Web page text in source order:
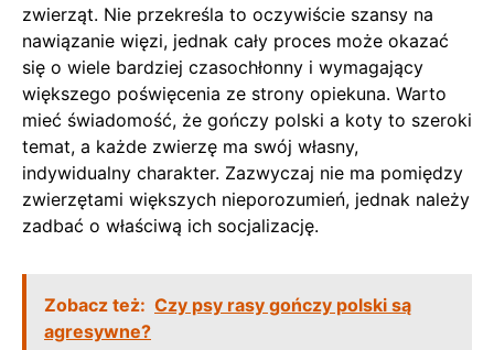
zwierząt. Nie przekreśla to oczywiście szansy na
nawiązanie więzi, jednak cały proces może okazać
się o wiele bardziej czasochłonny i wymagający
większego poświęcenia ze strony opiekuna. Warto
mieć świadomość, że gończy polski a koty to szeroki
temat, a każde zwierzę ma swój własny,
indywidualny charakter. Zazwyczaj nie ma pomiędzy
zwierzętami większych nieporozumień, jednak należy
zadbać o właściwą ich socjalizację.
Zobacz też: Czy psy rasy gończy polski są
agresywne?